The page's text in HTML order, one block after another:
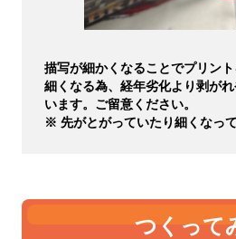
描写が細かくなることでプリン
細くなる為、経年劣化より剥が
います。ご留意ください。
※ 先がとがっていたり細くなっ
つくって